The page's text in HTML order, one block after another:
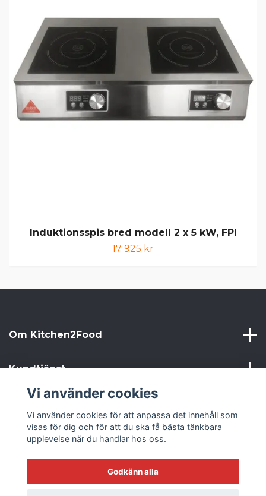
Induktionsspis bred modell 2 x 5 kW, FPI
17 925 kr
Om Kitchen2Food
Kundtjänst
Sociala medier
Vi använder cookies
Vi använder cookies för att anpassa det innehåll som
visas för dig och för att du ska få bästa tänkbara
upplevelse när du handlar hos oss.
Godkänn alla